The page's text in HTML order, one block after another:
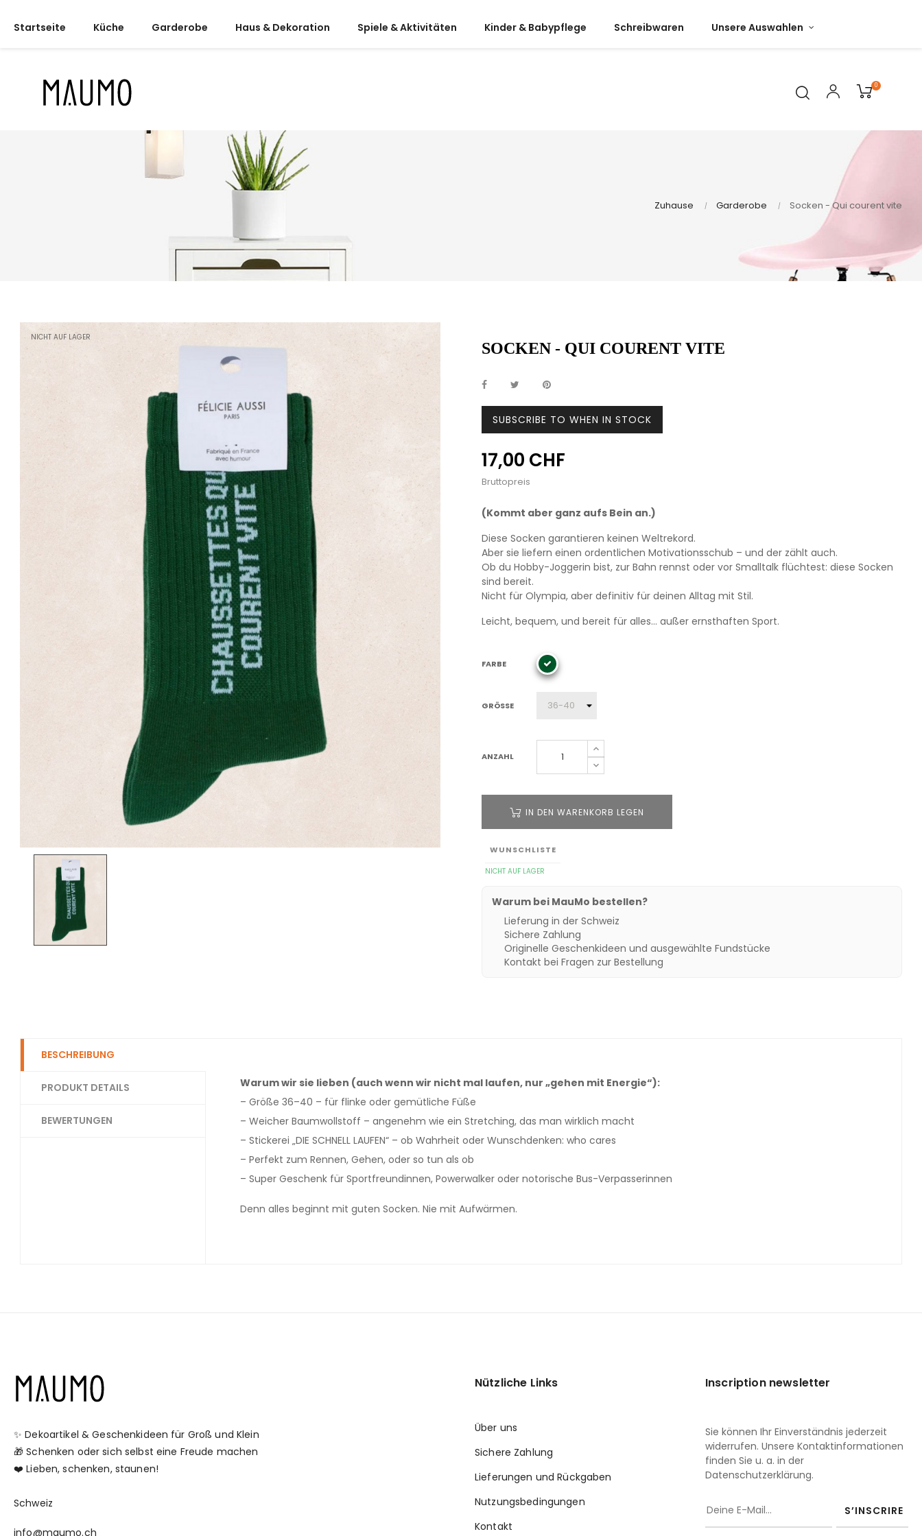
Startseite Küche Garderobe Haus & Dekoration Spiele & Aktivitäten Kinder & Babypflege Schreibwaren Unsere Auswahlen
0
Zuhause Garderobe Socken - Qui courent vite
NICHT AUF LAGER
SOCKEN - QUI COURENT VITE
SUBSCRIBE TO WHEN IN STOCK
17,00 CHF
Bruttopreis
(Kommt aber ganz aufs Bein an.)
Diese Socken garantieren keinen Weltrekord.
Aber sie liefern einen ordentlichen Motivationsschub – und der zählt auch.
Ob du Hobby-Joggerin bist, zur Bahn rennst oder vor Smalltalk flüchtest: diese Socken
sind bereit.
Nicht für Olympia, aber definitiv für deinen Alltag mit Stil.
Leicht, bequem, und bereit für alles… außer ernsthaften Sport.
FARBE
GRÖSSE
ANZAHL
IN DEN WARENKORB LEGEN
WUNSCHLISTE
NICHT AUF LAGER
Warum bei MauMo bestellen?
Lieferung in der Schweiz
Sichere Zahlung
Originelle Geschenkideen und ausgewählte Fundstücke
Kontakt bei Fragen zur Bestellung
BESCHREIBUNG
PRODUKT DETAILS
BEWERTUNGEN
Warum wir sie lieben (auch wenn wir nicht mal laufen, nur „gehen mit Energie“):
– Größe 36–40 – für flinke oder gemütliche Füße
– Weicher Baumwollstoff – angenehm wie ein Stretching, das man wirklich macht
– Stickerei „DIE SCHNELL LAUFEN“ – ob Wahrheit oder Wunschdenken: who cares
– Perfekt zum Rennen, Gehen, oder so tun als ob
– Super Geschenk für Sportfreundinnen, Powerwalker oder notorische Bus-Verpasserinnen
Denn alles beginnt mit guten Socken. Nie mit Aufwärmen.
✨ Dekoartikel & Geschenkideen für Groß und Klein
🎁 Schenken oder sich selbst eine Freude machen
❤️ Lieben, schenken, staunen!
Schweiz
info@maumo.ch
Nützliche Links
Über uns
Sichere Zahlung
Lieferungen und Rückgaben
Nutzungsbedingungen
Kontakt
Inscription newsletter
Sie können Ihr Einverständnis jederzeit
widerrufen. Unsere Kontaktinformationen
finden Sie u. a. in der
Datenschutzerklärung.
S’INSCRIRE